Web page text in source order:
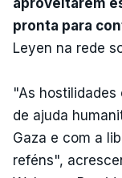
pronta para
Leyen na rede
"As
de ajuda
Gaza e com a
reféns",